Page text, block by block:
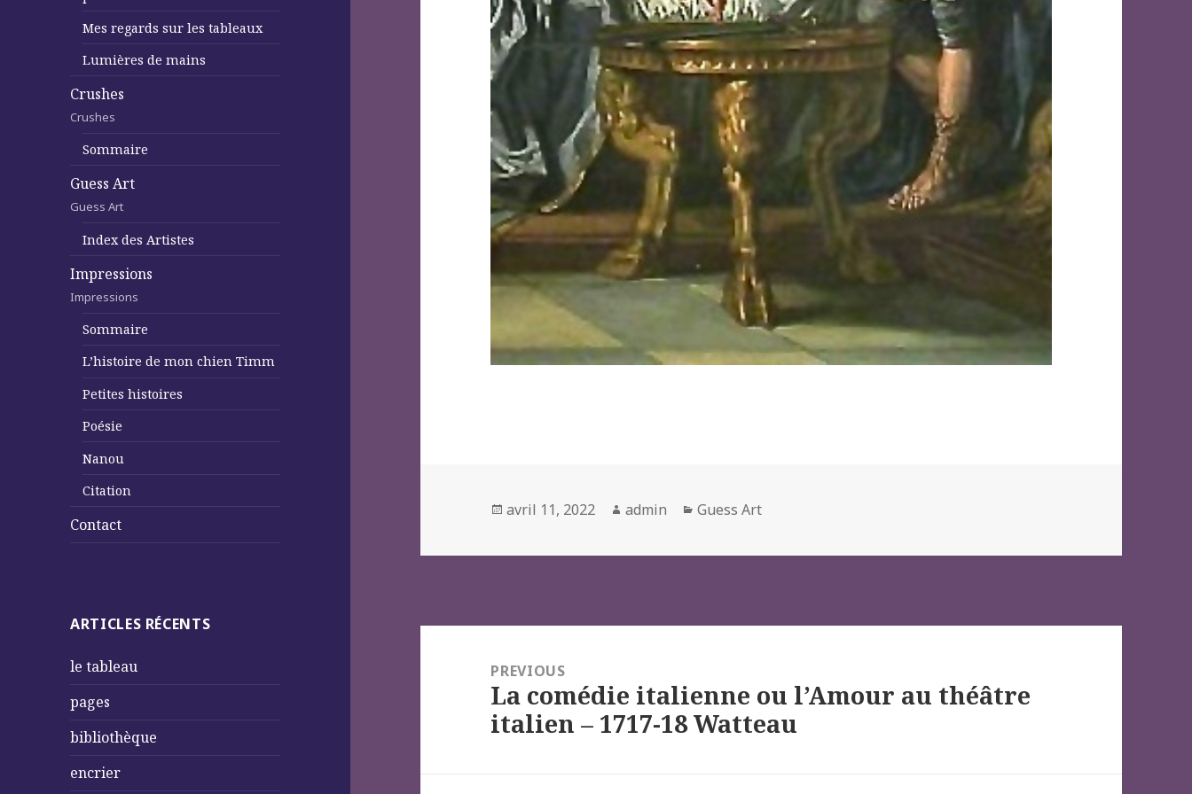
Mes regards sur les tableaux
Lumières de mains
Crushes
Crushes
Sommaire
Guess Art
Guess Art
Index des Artistes
Impressions
Impressions
Sommaire
L’histoire de mon chien Timm
Petites histoires
Poésie
Nanou
Citation
Contact
ARTICLES RÉCENTS
le tableau
pages
bibliothèque
encrier
Posted
avril 11, 2022 Author
admin Categories
Guess Art
l’article
PREVIOUS
Previous
post:
La comédie italienne ou l’Amour au théâtre
italien – 1717-18 Watteau